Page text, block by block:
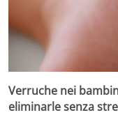
Verruche nei
eliminarle senza